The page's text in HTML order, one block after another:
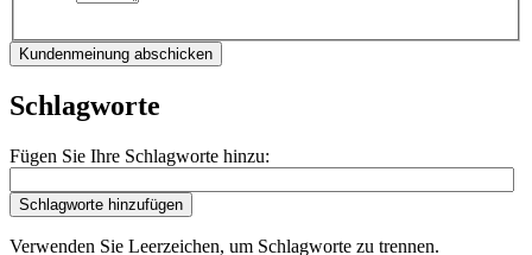
Kundenmeinung abschicken
Schlagworte
Fügen Sie Ihre Schlagworte hinzu:
Schlagworte hinzufügen
Verwenden Sie Leerzeichen, um Schlagworte zu trennen.